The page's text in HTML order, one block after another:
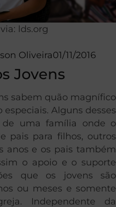
lds.org
Oliveira01/11/2016
Jovens
sabem quão magnífico
Alguns desses
de uma família onde o
pais para filhos, outros
anos e os pais também
o apoio e o suporte
que os jovens são
ou meses e somente
Independente da